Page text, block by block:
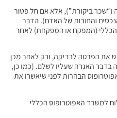
ביקורת”), אלא אם חל פטור
והחובות של האדם). הדבר
הכללי (המפקח או המפקחת) לאחר
את הפרטה לבדיקה, ורק לאחר מכן
בדבר האגרה שעליו לשלם. (כמו כן,
הבהרות לפני שיאשרו את
למשרד האפוטרופוס הכללי